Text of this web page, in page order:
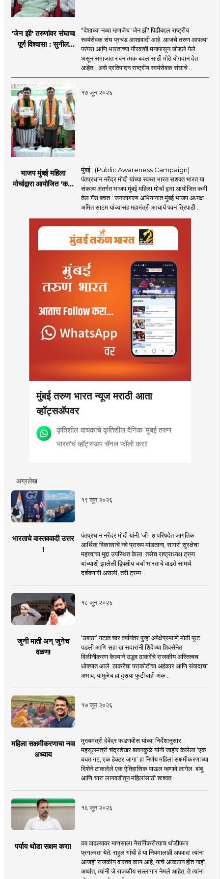
'जेन झी' तरुणांवर संघाचा
पूर्ण विश्वास! : सुनील
"देशाच्या नव्या म्हणजेच 'जेन झी' पिढीबद्दल राष्ट्रीय
स्वयंसेवक संघ प्रचंड आशावादी आहे. आजचे तरुण आपल्या
परंपरा आणि भारताच्या गौरवाशी मनापासून जोडले गेले
असून समाजात रचनात्मक बदलांसाठी मोठे योगदान देत
आहेत", असे प्रतिपादन राष्ट्रीय स्वयंसेवक संघाचे ..
१७ जून २०२६
भाजप मुंबई महिला
मोर्चाद्वारा आयोजित 'कमी
मुंबई : (Public Awareness Campaign)
पंतप्रधान नरेंद्र मोदी यांच्या स्वस्त भारत सशक्त भारत या
संकल्प अंतर्गत भाजप मुंबई महिला मोर्चा द्वारा आयोजित कमी
तेल गॅस बचत ' जनजागरण अभियानात मुंबई भाजप अध्यक्ष
अमित साटम यांच्यासह महामंत्री आचार्य पवन त्रिपाठी ..
मुंबई तरुण भारत न्यूज मराठी आता
व्हॉट्सॲपवर
कृतिशील वाचकांचे कृतिशील दैनिक 'मुंबई तरुण
भारत'चं व्हॉट्सअप चॅनल फॉलो करा!
अग्रलेख
१९ जून २०२६
भारताचे वास्तववादी उत्तर
!
पंतप्रधान नरेंद्र मोदी यांनी 'जी- ७ परिषदेत जागतिक
आर्थिक विकासाचे नवे प्रारूप मांडताना, सागरी सुरक्षेचा
महत्त्वाचा मुद्दा उपस्थित केला. तसेच राष्ट्राध्यक्ष ट्रम्प
यांच्याशी झालेली द्विपक्षीय चर्चा भारताचे वाढते सामर्थ
दर्शवणारी असली, तरी ट्रम्प ..
१८ जून २०२६
जुनी माती अन् जुनेच
वळण!
‘उबाठा’ गटात चार वर्षांनंतर पुन्हा अपेक्षेप्रमााणे मोठी फूट
पडली आणि सहा खासदारांनी शिंदेंच्या शिवसेनेत
विलीनीकरण केल्याने उद्धव ठाकरेंचे राजकीय अस्तित्वच
धोक्यात आले. ठाकरेंचा पराकोटीचा अहंकार आणि संवादाचा
अभाव, यामुळेच हा दुसर्‍या फुटीचाही अंक ..
१७ जून २०२६
महिला सक्षमीकरणाचा नवा
अध्याय
मुख्यमंत्री देवेंद्र फडणवीस यांच्या निर्देशानुसार,
महसूलमंत्री चंद्रशेखर बावनकुळे यांनी जाहीर केलेला ‘एक
बचत गट, एक हेक्टर जागा’ हा निर्णय महिला सक्षमीकरणाच्या
दिशेने टाकलेले एक ऐतिहासिक पाऊल म्हणावे लागेल. बांबू
आणि चारा लागवडीतून महिलांसाठी शाश्वत ..
१६ जून २०२६
पर्याय थोडा सक्षम करा!
वय वाढल्यावर माणसाला नैसर्गिकरीत्याच थोडीफार
प्रगल्भता येते. राहुल गांधी हे या नियमालाही अपवाद! त्यांना
आजही राजकीय वास्तव काय आहे, याचे आकलन होत नाही.
अर्थात, त्यांनी जे राजकीय सल्लागार नेमले आहेत, ते त्यांना